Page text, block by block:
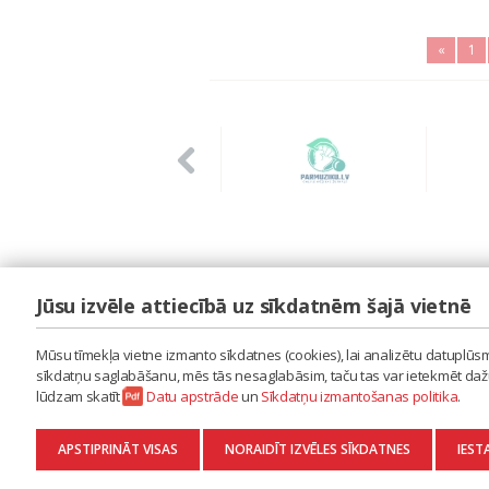
« 1
LAIPA
ES RADU MŪZIKU
AKTUALITĀTES
KONTAKTI
SĪKDATŅU IZMANTOŠANAS POLITIKA
DATU APSTRĀDE
Jūsu izvēle attiecībā uz sīkdatnēm šajā vietnē
Mūsu tīmekļa vietne izmanto sīkdatnes (cookies), lai analizētu
sīkdatņu saglabāšanu, mēs tās nesaglabāsim, taču tas var ietekmēt
lūdzam skatīt
Datu apstrādeun Sīkdatņu izmantošanas politika.
APSTIPRINĀT VISAS NORAIDĪT IZVĒLES SĪKDATNES